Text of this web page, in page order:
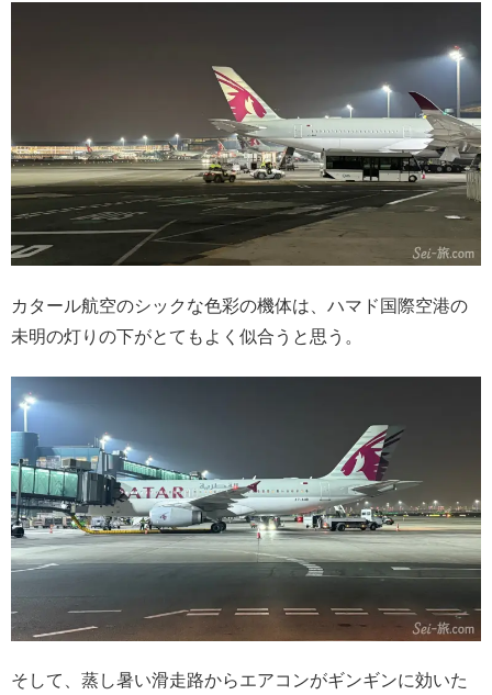
カタール航空のシックな色彩の機体は、ハマド国際空港の
未明の灯りの下がとてもよく似合うと思う。
そして、蒸し暑い滑走路からエアコンがギンギンに効いた